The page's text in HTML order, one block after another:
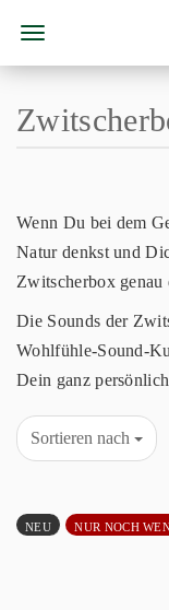
Wenn Du bei dem
Natur denkst und
Zwitscherbox
Die Sounds der
Wohlfühle-Sound-
Dein ganz
Sortieren nach
NEU NUR NOCH